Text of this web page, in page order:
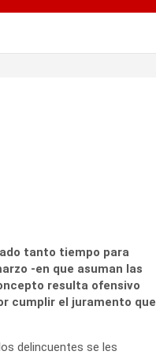
tanto tiempo para
-en que asuman las
resulta ofensivo
cumplir el juramento que
delincuentes se les